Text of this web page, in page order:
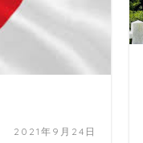
2021年9月24日